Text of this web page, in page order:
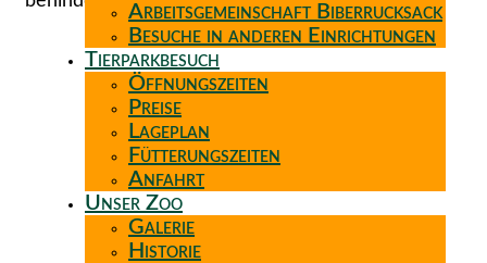
Arbeitsgemeinschaft Biberrucksack
Besuche in anderen Einrichtungen
Tierparkbesuch
Öffnungszeiten
Preise
Lageplan
Fütterungszeiten
Anfahrt
Unser Zoo
Galerie
Historie